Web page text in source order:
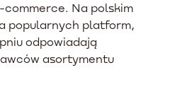
commerce. Na polskim
popularnych platform,
odpowiadają
asortymentu